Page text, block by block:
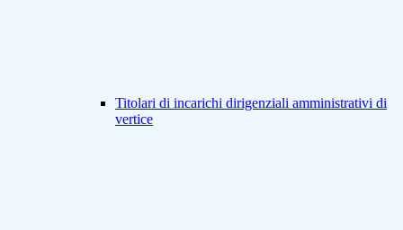
Titolari di incarichi dirigenziali amministrativi di
vertice